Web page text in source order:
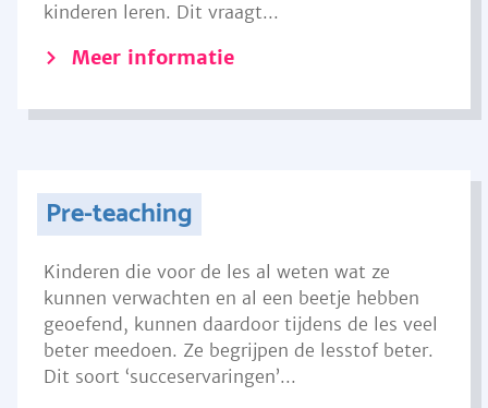
kinderen leren. Dit vraagt...
Meer informatie
Pre-teaching
Kinderen die voor de les al weten wat ze
kunnen verwachten en al een beetje hebben
geoefend, kunnen daardoor tijdens de les veel
beter meedoen. Ze begrijpen de lesstof beter.
Dit soort ‘succeservaringen’...